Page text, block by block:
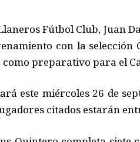
Fútbol Club, Juan
con la selección
preparativo para el
este miércoles 26 de
citados estarán